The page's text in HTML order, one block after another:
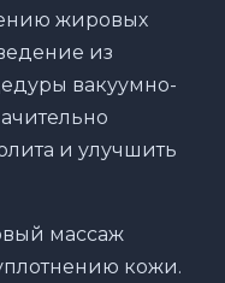
жировых
из
вакуумно-
и улучшить
массаж
кожи.